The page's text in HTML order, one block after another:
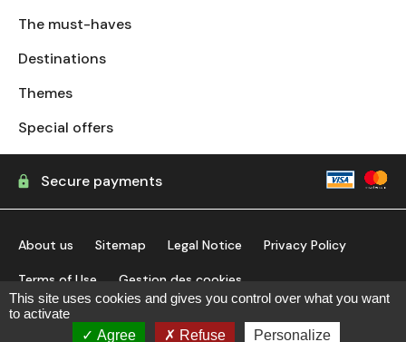
find my campsite
The must-haves
Destinations
Themes
Special offers
Secure payments
About us Sitemap Legal Notice Privacy Policy
Terms of Use Gestion des cookies
This site uses cookies and gives you control over what you want
to activate
Agree
Refuse Personalize